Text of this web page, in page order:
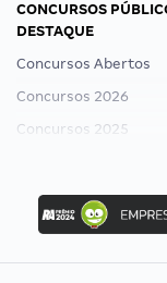
CONCURSOS
DESTAQUE
Concursos Abertos
Concursos 2026
Concursos 2025
Concurso Ibama
Concurso MPU
Editais publicados